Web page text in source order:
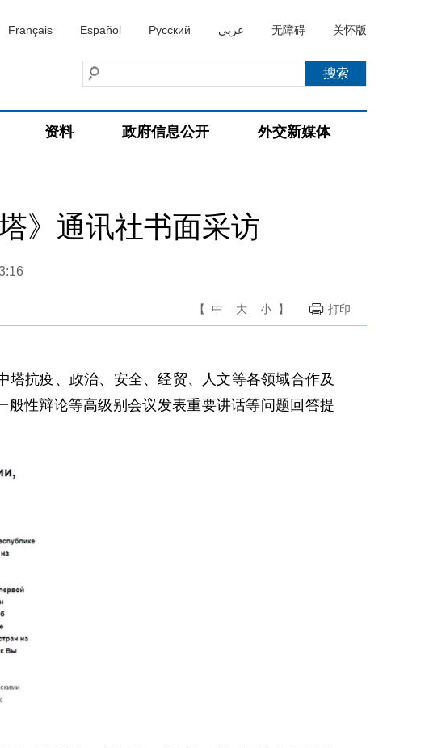
Français Español Русский عربي 无障碍 关怀版
资料 政府信息公开 外交新媒体
》通讯社书面采访
【 中 大 小 】 打印
抗疫、政治、安全、经贸、人文等各领域合作及
性辩论等高级别会议发表重要讲话等问题回答提